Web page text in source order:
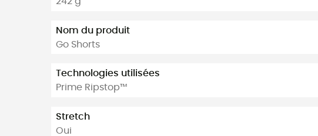
Nom du produit
Go Shorts
Technologies utilisées
Prime Ripstop™
Stretch
Oui